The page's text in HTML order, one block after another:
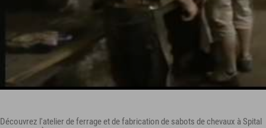
Découvrez l'atelier de ferrage et de fabrication de sabots de chevaux à Spital